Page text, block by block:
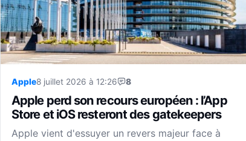
Apple8 juillet 2026 à 12:26 8
Apple perd son recours européen : l’App
Store et iOS resteront des gatekeepers
Apple vient d'essuyer un revers majeur face à